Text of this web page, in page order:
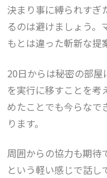
決まり事に縛られすぎ
るのは避けましょう。
もとは違った斬新な提
20日からは秘密の部屋
を実行に移すことを考
めたことでも今らなで
ります。
周囲からの協力も期待
という軽い感じで話し